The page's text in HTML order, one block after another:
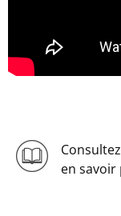
en savoir